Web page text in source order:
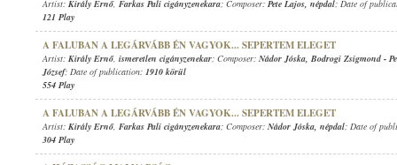
Artist: Király Ernő, Farkas Pali cigányzenekara; Composer: Pete Lajos, népdal; Date of
121 Play
A FALUBAN A LEGÁRVÁBB ÉN VAGYOK... SEPERTEM ELEGET
Artist: Király Ernő, ismeretlen cigányzenekar; Composer: Nádor Jóska, Bodrogi Zsigmond -
József; Date of publication: 1910 körül
554 Play
A FALUBAN A LEGÁRVÁBB ÉN VAGYOK... SEPERTEM ELEGET
Artist: Király Ernő, Farkas Pali cigányzenekara; Composer: Nádor Jóska, népdal; Date of
304 Play